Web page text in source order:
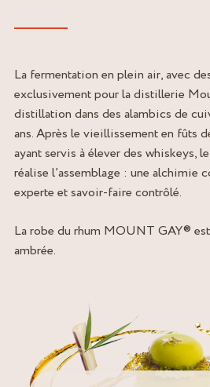
La fermentation en plein air, avec
exclusivement pour la distillerie
distillation dans des alambics de
ans. Après le vieillissement en fûts
ayant servis à élever des whiskeys,
réalise l’assemblage : une alchimie
experte et savoir-faire contrôlé.
La robe du rhum MOUNT GAY®
ambrée.